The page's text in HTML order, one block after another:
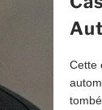
Cette